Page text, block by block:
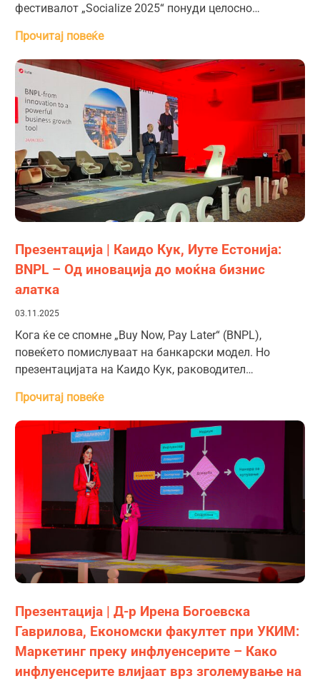
фестивалот „Socialize 2025“ понуди целосно…
Прочитај повеќе
Презентација | Каидо Кук, Иуте Естонија:
BNPL – Од иновација до моќна бизнис
алатка
03.11.2025
Кога ќе се спомне „Buy Now, Pay Later“ (BNPL),
повеќето помислуваат на банкарски модел. Но
презентацијата на Каидо Кук, раководител…
Прочитај повеќе
Презентација | Д-р Ирена Богоевска
Гаврилова, Економски факултет при УКИМ:
Маркетинг преку инфлуенсерите – Како
инфлуенсерите влијаат врз зголемување на